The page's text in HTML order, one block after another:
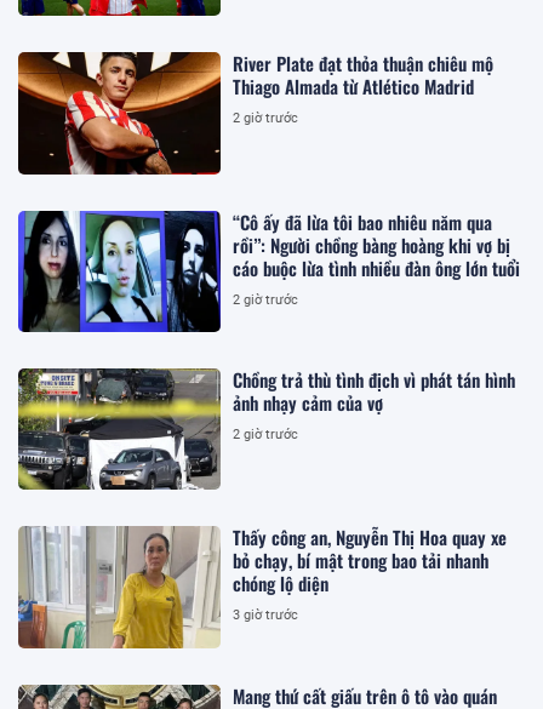
River Plate đạt thỏa thuận chiêu mộ
Thiago Almada từ Atlético Madrid
2 giờ trước
“Cô ấy đã lừa tôi bao nhiêu năm qua
rồi”: Người chồng bàng hoàng khi vợ bị
cáo buộc lừa tình nhiều đàn ông lớn tuổi
2 giờ trước
Chồng trả thù tình địch vì phát tán hình
ảnh nhạy cảm của vợ
2 giờ trước
Thấy công an, Nguyễn Thị Hoa quay xe
bỏ chạy, bí mật trong bao tải nhanh
chóng lộ diện
3 giờ trước
Mang thứ cất giấu trên ô tô vào quán